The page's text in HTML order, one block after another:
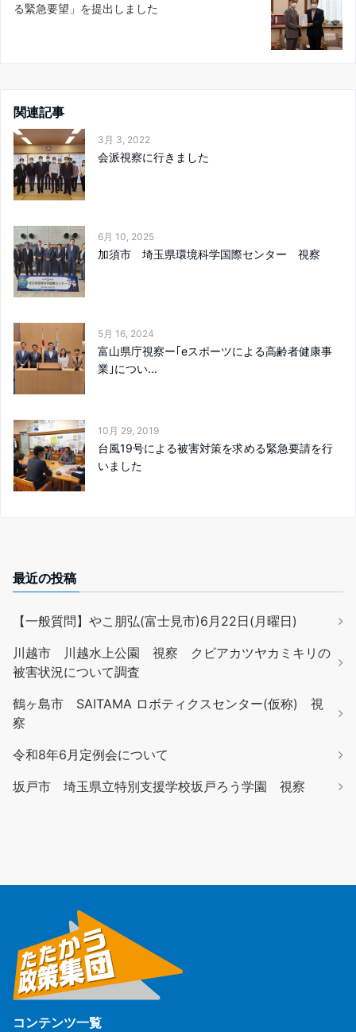
る緊急要望」を提出しました
関連記事
3月 3, 2022
会派視察に行きました
6月 10, 2025
加須市 埼玉県環境科学国際センター 視察
5月 16, 2024
富山県庁視察ー｢eスポーツによる高齢者健康事
業｣につい...
10月 29, 2019
台風19号による被害対策を求める緊急要請を行
いました
最近の投稿
【一般質問】やこ朋弘(富士見市)6月22日(月曜日)
川越市 川越水上公園 視察 クビアカツヤカミキリの
被害状況について調査
鶴ヶ島市 SAITAMA ロボティクスセンター(仮称) 視
察
令和8年6月定例会について
坂戸市 埼玉県立特別支援学校坂戸ろう学園 視察
コンテンツ一覧